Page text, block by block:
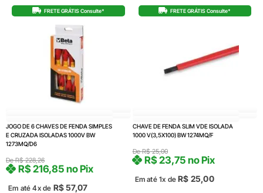
FRETE GRÁTIS Consulte*
JOGO DE 6 CHAVES DE FENDA SIMPLES
E CRUZADA ISOLADAS 1000V BW
1273MQ/D6
DeR$228,26
Em até 4x de R$57,07
R$216,85 no Pix
FRETE GRÁTIS Consulte*
CHAVE DE FENDA SLIM VDE ISOLADA
1000 V(3,5X100) BW 1274MQ/F
DeR$25,00
Em até 1x de R$ 25,00
R$23,75 no Pix